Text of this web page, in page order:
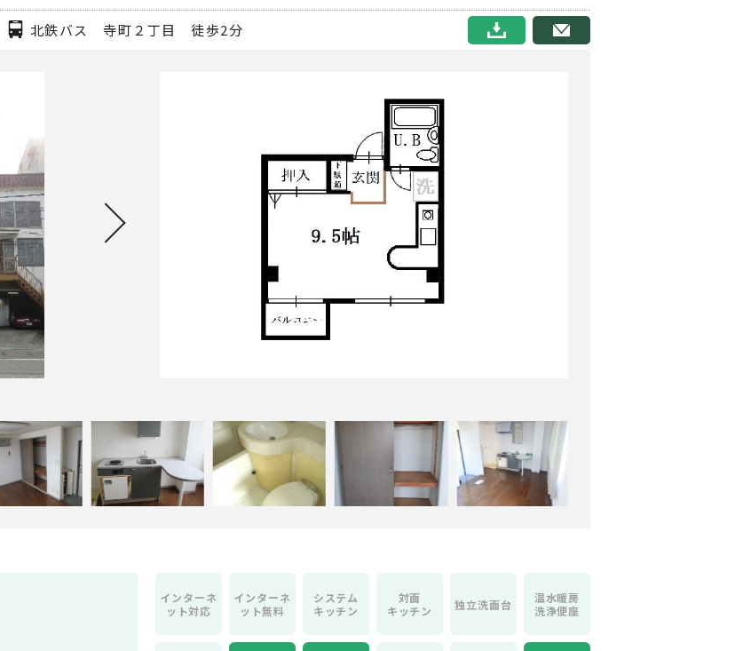
北鉄バス 寺町２丁目 徒歩2分
インターネ
ット対応
インターネ
ット無料
システム
キッチン
対面
キッチン
独立洗面台
温水暖房
洗浄便座